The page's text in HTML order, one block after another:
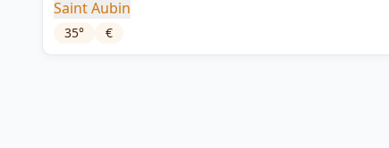
Saint Aubin
35° €